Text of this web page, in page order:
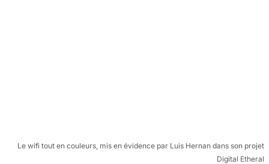
Le wifi tout en couleurs, mis en évidence par Luis Hernan dans son projet
Digital Etheral